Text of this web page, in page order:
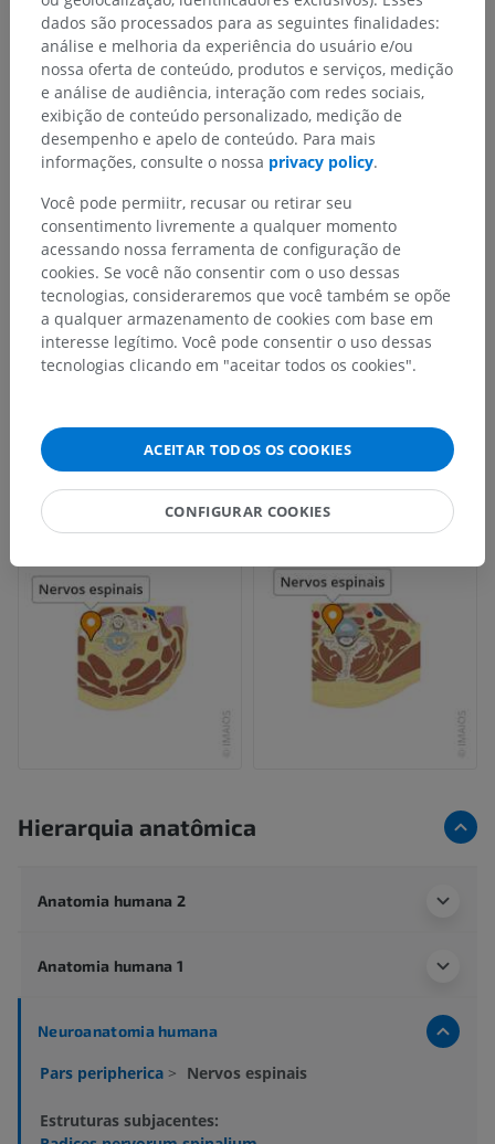
Referências
Kaiser, J.T. and Lugo-Pico, J.G. Neuroanatomy, Spinal Nerves. [Updated
2022 Aug 22]. In: StatPearls [Internet].Treasure Island (FL): StatPearls
Publishing; 2022 Jan-. Available from:
Galeria
Hierarquia anatômica
Anatomia humana 2
Anatomia humana 1
Neuroanatomia humana
Pars peripherica > Nervos espinais
Estruturas subjacentes:
dados são processados para as seguintes finalidades:
análise e melhoria da experiência do usuário e/ou
nossa oferta de conteúdo, produtos e serviços, medição
e análise de audiência, interação com redes sociais,
exibição de conteúdo personalizado, medição de
desempenho e apelo de conteúdo. Para mais
informações, consulte o nossa privacy policy.
Você pode permiitr, recusar ou retirar seu
consentimento livremente a qualquer momento
acessando nossa ferramenta de configuração de
cookies. Se você não consentir com o uso dessas
tecnologias, consideraremos que você também se opõe
a qualquer armazenamento de cookies com base em
interesse legítimo. Você pode consentir o uso dessas
tecnologias clicando em "aceitar todos os cookies".
ACEITAR TODOS OS COOKIES
CONFIGURAR COOKIES